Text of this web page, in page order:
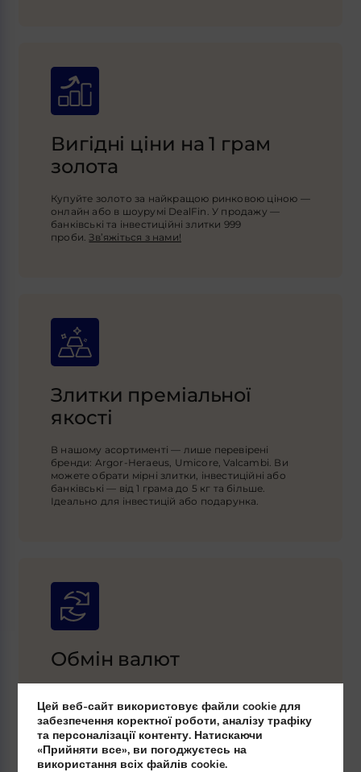
Злитки преміальної
якості
В нашому асортименті — лише перевірені
бренди: Argor-Heraeus, Umicore, Valcambi. Ви
можете обрати мірні злитки, інвестиційні або
банківські — від 1 грама до 5 кг та більше.
Ідеально для інвестицій або подарунка.
Вигідні ціни на 1 грам
золота
Купуйте золото за найкращою ринковою ціною —
онлайн або в шоурумі DealFin. У продажу —
банківські та інвестиційні злитки 999
проби.Зв’яжіться з нами!
Обмін валют
євро-злотий, гривня-злотий та інші валютні пари.
Цей веб-сайт використовує файли cookie для
забезпечення коректної роботи, аналізу трафіку
та персоналізації контенту. Натискаючи
«Прийняти все», ви погоджуєтесь на
використання всіх файлів cookie.